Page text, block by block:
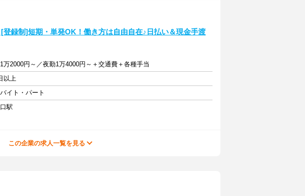
[登録制]短期・単発OK！働き方は自由自在♪日払い＆現金手渡
万2000円～／夜勤1万4000円～＋交通費＋各種手当
以上
イト・パート
駅
この企業の求人一覧を見る